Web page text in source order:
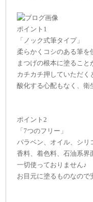
ポイント1
「ノック式筆タイプ」
柔らかくコシのある筆を
まつげの根本に塗ること
カチカチ押していただく
酸化する心配もなく、衛
ポイント2
「7つのフリー」
パラベン、オイル、シリ
香料、着色料、石油系界
一切使っておりません♪
お目元に塗るものなので